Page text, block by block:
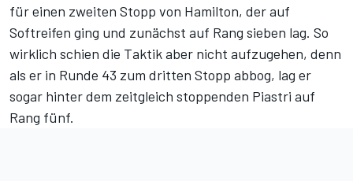
für einen zweiten Stopp von Hamilton, der auf
Softreifen ging und zunächst auf Rang sieben lag. So
wirklich schien die Taktik aber nicht aufzugehen, denn
als er in Runde 43 zum dritten Stopp abbog, lag er
sogar hinter dem zeitgleich stoppenden Piastri auf
Rang fünf.